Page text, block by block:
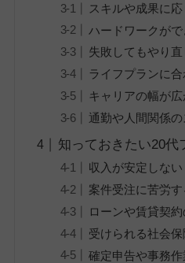
スキルや成果に
ハードワークがで
失敗してもやり直
ライフプランに
キャリアの幅が広
通勤や人間関係
知っておきたい20代
収入が安定しない
案件受注に苦労す
ローンや賃貸契
受けられる社会
確定申告や事務